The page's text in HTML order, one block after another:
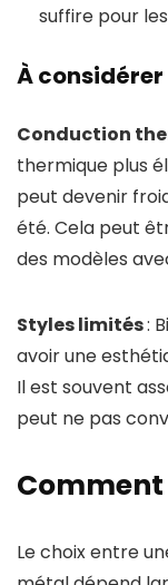
suffire pour
À
Conduction
thermique plus
peut devenir
été. Cela peut
des modèles
Styles limités:
avoir une
Il est souvent
peut ne pas
Le choix entre